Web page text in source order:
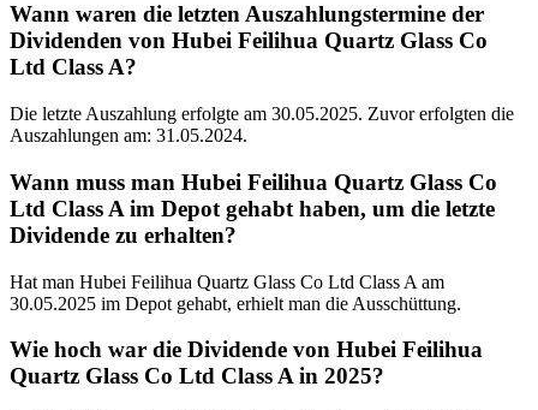
Wann waren die letzten Auszahlungstermine der
Dividenden von Hubei Feilihua Quartz Glass Co
Ltd Class A?
Die letzte Auszahlung erfolgte am 30.05.2025. Zuvor erfolgten die
Auszahlungen am: 31.05.2024.
Wann muss man Hubei Feilihua Quartz Glass Co
Ltd Class A im Depot gehabt haben, um die letzte
Dividende zu erhalten?
Hat man Hubei Feilihua Quartz Glass Co Ltd Class A am
30.05.2025 im Depot gehabt, erhielt man die Ausschüttung.
Wie hoch war die Dividende von Hubei Feilihua
Quartz Glass Co Ltd Class A in 2025?